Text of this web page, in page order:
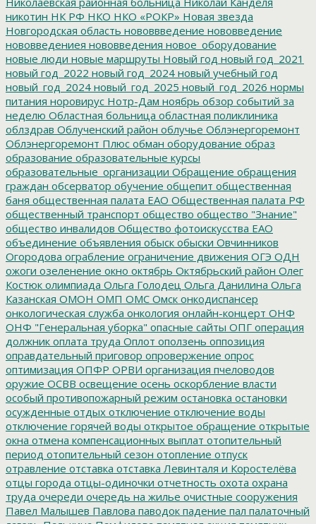
никотин НК РФ НКО НКО «РОКР» Новая звезда
Новгородская область нововвведение нововведение
нововведениея нововведения новое_оборудование
новые люди новые маршруты Новый год новый год_2021
новый год_2022 новый год_2024 новый учебный год
новый_год_2024 новый_год_2025 новый_год_2026 нормы
питания норовирус Нотр-Дам ноябрь обзор событий за
неделю Областная больница областная поликлиника
облздрав Облученский район облучье Облэнергоремонт
Облэнергоремонт Плюс обман оборудование образ
образование образовательные курсы
образовательные_организации Обращение обращения
граждан обсерватор обучение общепит общественная
баня общественная палата ЕАО Общественная палата РФ
общественный транспорт общество общество "Знание"
общество инвалидов Общество фотоискусства ЕАО
объединение объявления обыск обыски Овчинников
Огородова ограбление ограничение движения ОГЭ ОДН
ожоги озеленение окно октябрь Октябрьский район Олег
Костюк олимпиада Ольга Голодец Ольга Данилина Ольга
Казанская ОМОН ОМП ОМС Омск онкодиспансер
онкологическая служба онкология онлайн-концерт ОНФ
ОНФ "Генеральная уборка" опасные сайты ОПГ операция
должник оплата труда Оплот оползень оппозиция
оправдательный приговор опровержение опрос
оптимизация ОПФР ОРВИ организация пчеловодов
оружие ОСВВ освещение осень оскорбление власти
особый противопожарный режим остановка остановки
осужденные отдых отключение отключение воды
отключение горячей воды открытое обращение открытые
окна отмена компенсационных выплат отопительный
период отопительный сезон отопление отпуск
отравление отставка отставка Левинталя и Коростелёва
отцы города отцы-одиночки отчетность охота охрана
труда очереди очередь на жилье очистные сооружения
Павел Малышев Павлова паводок падение пал палаточный